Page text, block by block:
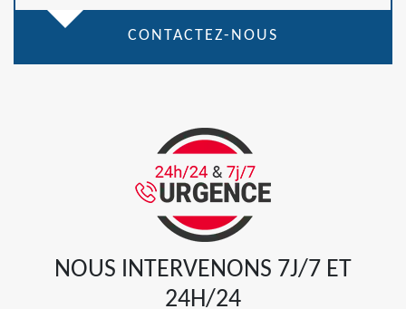
CONTACTEZ-NOUS
NOUS INTERVENONS 7J/7 ET
24H/24